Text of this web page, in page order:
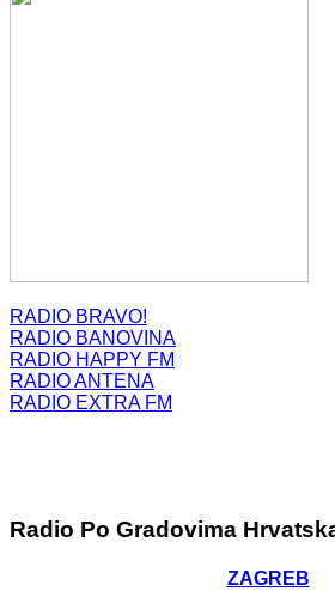
RADIO BRAVO!
RADIO BANOVINA
RADIO HAPPY FM
RADIO ANTENA
RADIO EXTRA FM
Radio Po Gradovima
ZAGREB